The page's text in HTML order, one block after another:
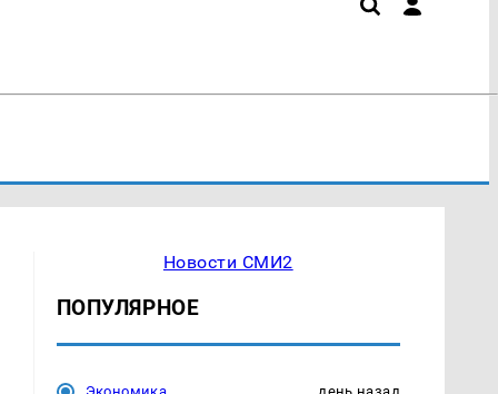
Новости СМИ2
ПОПУЛЯРНОЕ